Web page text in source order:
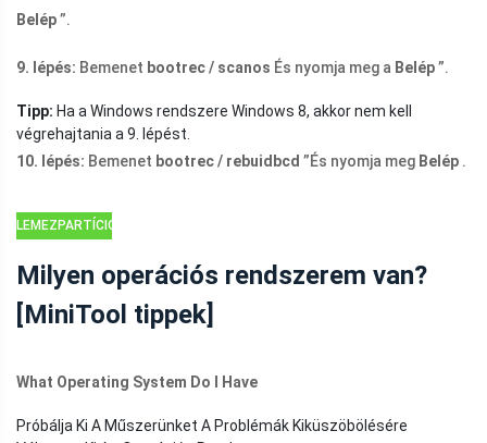
Belép”.
9. lépés: Bemenet bootrec / scanos És nyomja meg a Belép”.
Tipp: Ha a Windows rendszere Windows 8, akkor nem kell
végrehajtania a 9. lépést.
10. lépés: Bemenet bootrec / rebuidbcd ”És nyomja meg Belép .
LEMEZPARTÍCIÓS
Milyen operációs rendszerem van?
[MiniTool tippek]
What Operating System Do I Have
Próbálja Ki A Műszerünket A Problémák Kiküszöbölésére